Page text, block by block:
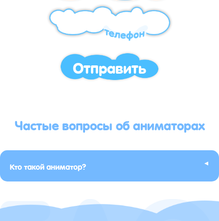
Отправить
Частые вопросы об аниматорах
Кто такой аниматор? ▸